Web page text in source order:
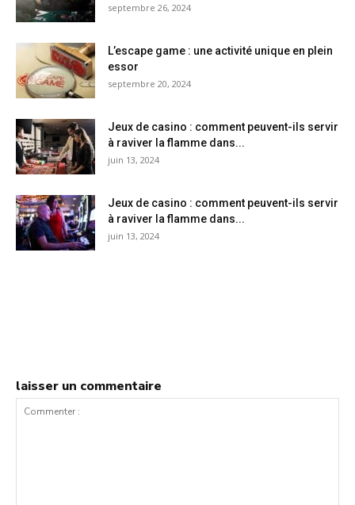
septembre 26, 2024
L’escape game : une activité unique en plein
essor
septembre 20, 2024
Jeux de casino : comment peuvent-ils servir
à raviver la flamme dans...
juin 13, 2024
Jeux de casino : comment peuvent-ils servir
à raviver la flamme dans...
juin 13, 2024
laisser un commentaire